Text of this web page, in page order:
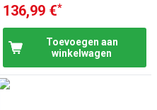
136,99 €*
Toevoegen aan
winkelwagen